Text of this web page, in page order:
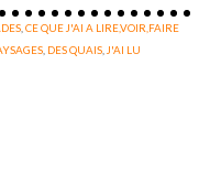
,CE QUE J'AI A LIRE,VOIR,FAIRE
DES QUAIS J'AI LU